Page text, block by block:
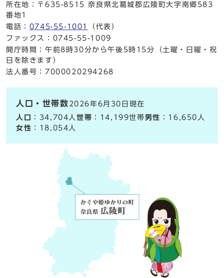
所在地：〒635-8515 奈良県北葛城郡広陵町大字南郷583
番地1
電話： 0745-55-1001
（代表）
ファックス：0745-55-1009
開庁時間：午前8時30分から午後5時15分（土曜・日曜・祝
日を除きます）
法人番号：7000020294268
人口・世帯数 2026年6月30日現在
人口
：34,704人世帯 ：14,199世帯男性 ：16,650人
女性 ：18,054人